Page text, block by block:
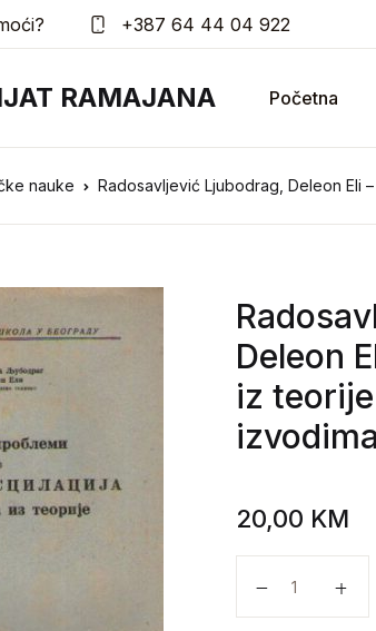
+387 64 44 04 922
RAMAJANA Početna
nauke Radosavljević Ljubodrag, Deleon Eli
Deleon
iz
20,00 KM